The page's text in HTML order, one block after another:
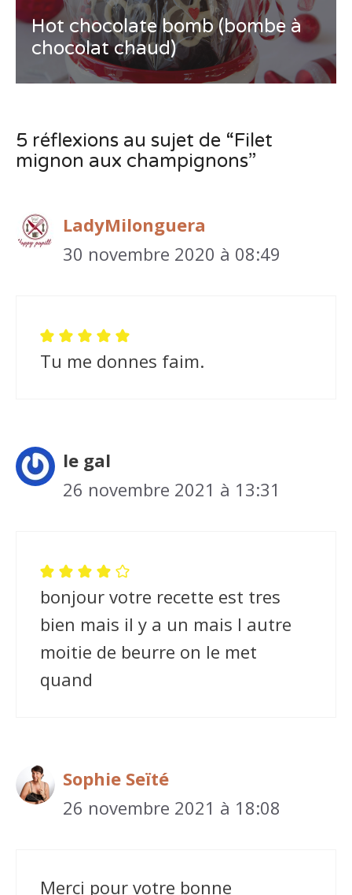
Hot chocolate bomb (bombe à
chocolat chaud)
5 réflexions au sujet de “Filet
mignon aux champignons”
LadyMilonguera
30 novembre 2020 à 08:49
Tu me donnes faim.
le gal
26 novembre 2021 à 13:31
bonjour votre recette est tres
bien mais il y a un mais l autre
moitie de beurre on le met
quand
Sophie Seïté
26 novembre 2021 à 18:08
Merci pour votre bonne